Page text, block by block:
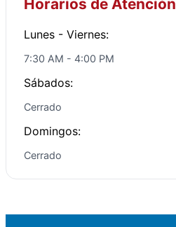
Horarios de Atención
Lunes - Viernes:
7:30 AM - 4:00 PM
Sábados:
Cerrado
Domingos:
Cerrado